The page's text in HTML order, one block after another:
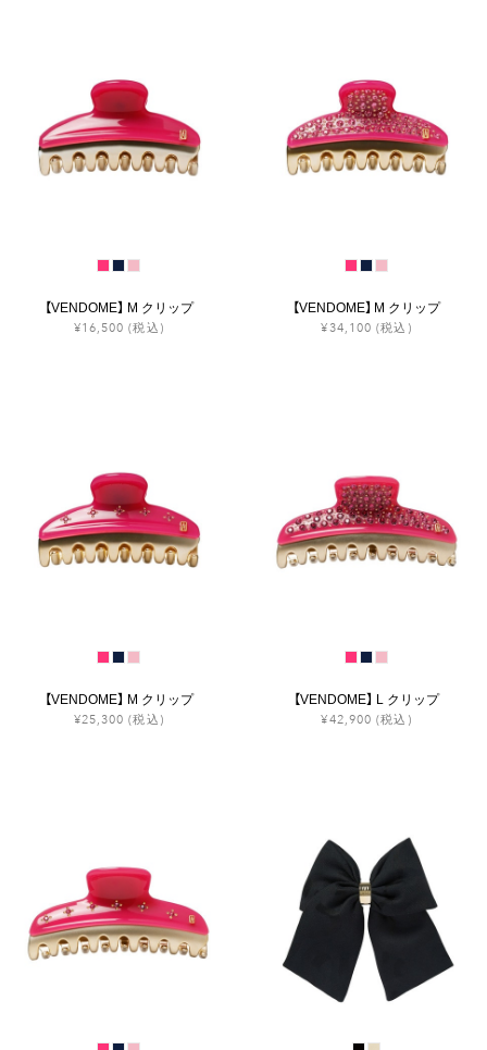
【VENDOME】 M クリップ
¥16,500 (税込)
【VENDOME】 M クリップ
¥34,100 (税込)
【VENDOME】 M クリップ
¥25,300 (税込)
【VENDOME】 L クリップ
¥42,900 (税込)